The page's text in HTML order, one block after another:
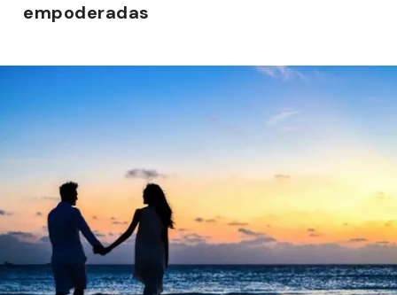
empoderadas